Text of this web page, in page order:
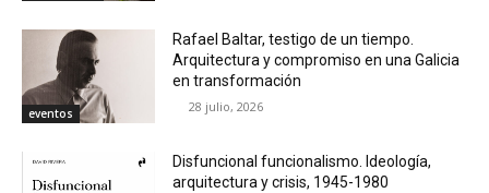
eventos
Rafael Baltar, testigo de un tiempo.
Arquitectura y compromiso en una Galicia
en transformación
28 julio, 2026
Disfuncional funcionalismo. Ideología,
arquitectura y crisis, 1945-1980